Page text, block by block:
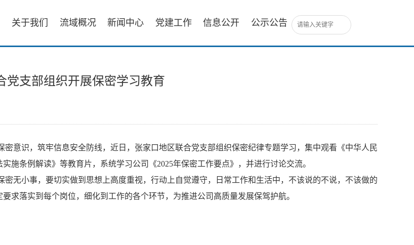
关于我们 流域概况 新闻中心 党建工作 信息公开 公示公告
党支部组织开展保密学习教育
密意识，筑牢信息安全防线，近日，张家口地区联合党支部组织保密纪律专题学习，集中观看《中华人民
施条例解读》等教育片，系统学习公司《2025年保密工作要点》，并进行讨论交流。
密无小事，要切实做到思想上高度重视，行动上自觉遵守，日常工作和生活中，不该说的不说，不该做的
求落实到每个岗位，细化到工作的各个环节，为推进公司高质量发展保驾护航。